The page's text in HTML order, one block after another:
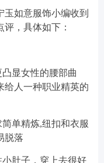
如意服饰小编收到
，具体如下：
显女性的腰部曲
给人一种职业精英的
单精炼,纽扣和衣服
脱落
肚子，穿上去很好